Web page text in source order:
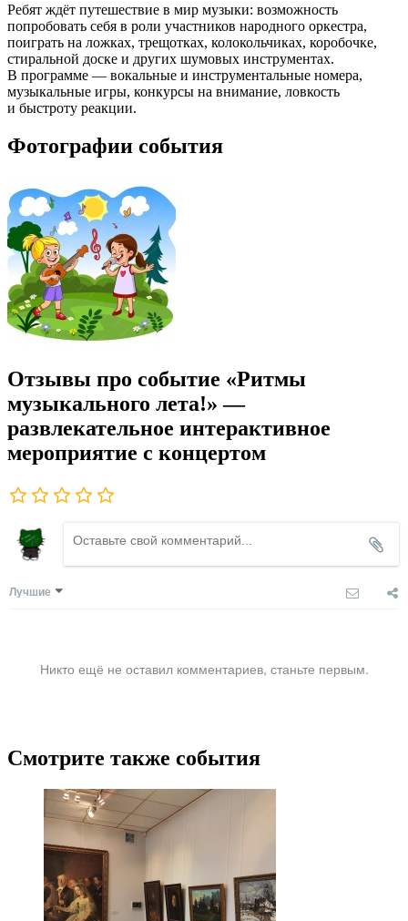
Ребят ждёт путешествие в мир музыки: возможность
попробовать себя в роли участников народного оркестра,
поиграть на ложках, трещотках, колокольчиках, коробочке,
стиральной доске и других шумовых инструментах.
В программе — вокальные и инструментальные номера,
музыкальные игры, конкурсы на внимание, ловкость
и быстроту реакции.
Фотографии события
Отзывы про событие «Ритмы
музыкального лета!» —
развлекательное интерактивное
мероприятие с концертом
Лучшие
Никто ещё не оставил комментариев, станьте первым.
Смотрите также события